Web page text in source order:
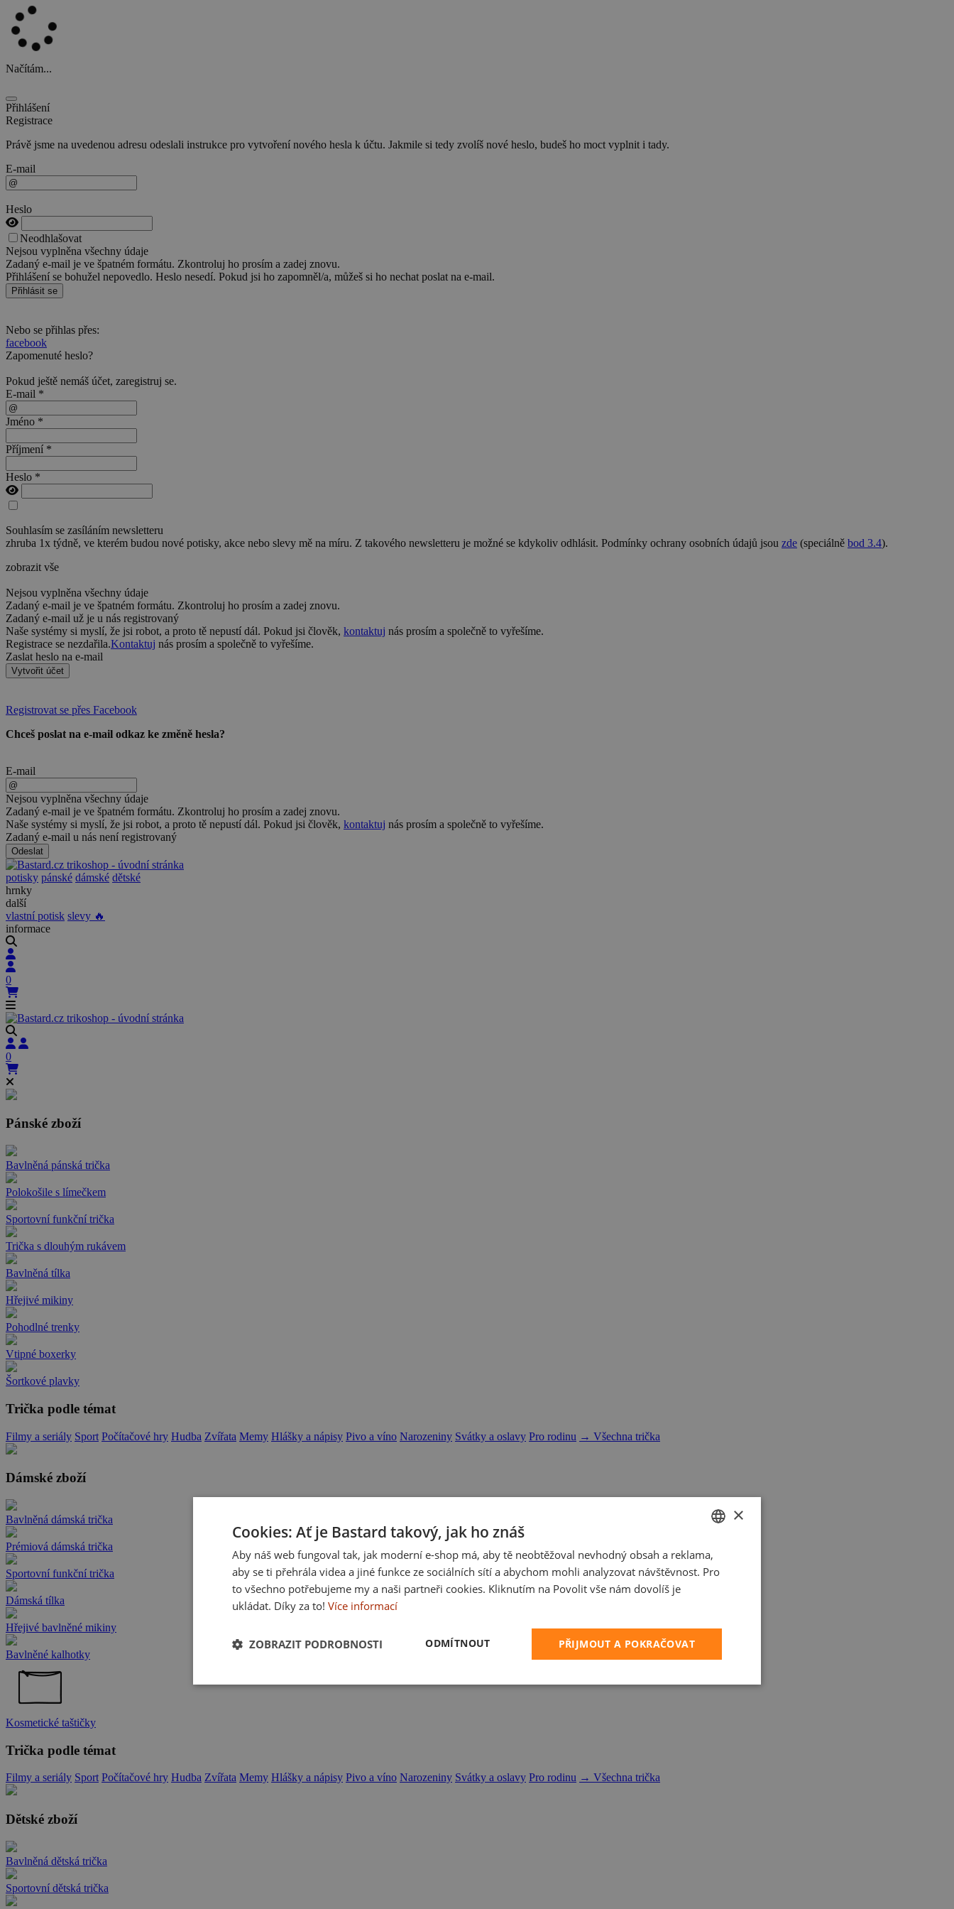
Načítám...
Přihlášení
Registrace
Právě jsme na uvedenou adresu odeslali instrukce pro vytvoření nového hesla k účtu. Jakmile si tedy zvolíš nové heslo, budeš ho moct vyplnit i tady.
E-mail
Heslo
Neodhlašovat
Nejsou vyplněna všechny údaje
Zadaný e-mail je ve špatném formátu. Zkontroluj ho prosím a zadej znovu.
Přihlášení se bohužel nepovedlo. Heslo nesedí. Pokud jsi ho zapomněl/a, můžeš si ho nechat poslat na e-mail.
Přihlásit se
Nebo se přihlas přes:
facebook
Zapomenuté heslo?
Pokud ještě nemáš účet, zaregistruj se.
E-mail *
Jméno *
Příjmení *
Heslo *
Souhlasím se zasíláním newsletteru
zhruba 1x týdně, ve kterém budou nové potisky, akce nebo slevy mě na míru. Z takového newsletteru je možné se kdykoliv odhlásit. Podmínky ochrany osobních údajů jsou zde (speciálně bod 3.4).
zobrazit vše
Nejsou vyplněna všechny údaje
Zadaný e-mail je ve špatném formátu. Zkontroluj ho prosím a zadej znovu.
Zadaný e-mail už je u nás registrovaný
Naše systémy si myslí, že jsi robot, a proto tě nepustí dál. Pokud jsi člověk, kontaktuj nás prosím a společně to vyřešíme.
Registrace se nezdařila.Kontaktuj nás prosím a společně to vyřešíme.
Zaslat heslo na e-mail
Vytvořit účet
Registrovat se přes Facebook
Chceš poslat na e-mail odkaz ke změně hesla?
E-mail
Nejsou vyplněna všechny údaje
Zadaný e-mail je ve špatném formátu. Zkontroluj ho prosím a zadej znovu.
Naše systémy si myslí, že jsi robot, a proto tě nepustí dál. Pokud jsi člověk, kontaktuj nás prosím a společně to vyřešíme.
Zadaný e-mail u nás není registrovaný
Odeslat
potisky pánské dámské dětské
hrnky
další
vlastní potisk slevy 🔥
informace
0
0
Pánské zboží
Bavlněná pánská trička
Polokošile s límečkem
Sportovní funkční trička
Trička s dlouhým rukávem
Bavlněná tílka
Hřejivé mikiny
Pohodlné trenky
Vtipné boxerky
Šortkové plavky
Trička podle témat
Filmy a seriály Sport Počítačové hry Hudba Zvířata Memy Hlášky a nápisy Pivo a víno Narozeniny Svátky a oslavy Pro rodinu → Všechna trička
Dámské zboží
Bavlněná dámská trička
Prémiová dámská trička
Sportovní funkční trička
Dámská tílka
Hřejivé bavlněné mikiny
Bavlněné kalhotky
Kosmetické taštičky
Trička podle témat
Filmy a seriály Sport Počítačové hry Hudba Zvířata Memy Hlášky a nápisy Pivo a víno Narozeniny Svátky a oslavy Pro rodinu → Všechna trička
Dětské zboží
Bavlněná dětská trička
Sportovní dětská trička
CZECH
SLOVAK
×
Cookies: Ať je Bastard takový, jak ho znáš
Aby náš web fungoval tak, jak moderní e-shop má, aby tě neobtěžoval nevhodný obsah a reklama,
aby se ti přehrála videa a jiné funkce ze sociálních sítí a abychom mohli analyzovat návštěvnost. Pro
to všechno potřebujeme my a naši partneři cookies. Kliknutím na Povolit vše nám dovolíš je
ukládat. Díky za to! Více informací
PŘIJMOUT A POKRAČOVAT
ODMÍTNOUT
ZOBRAZIT PODROBNOSTI